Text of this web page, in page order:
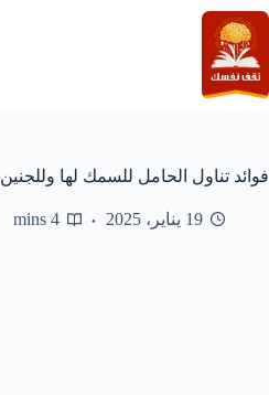
التجاوز
إلى
المحتوى
فوائد تناول الحامل للسمك لها وللجنين
19 يناير، 2025 4 mins